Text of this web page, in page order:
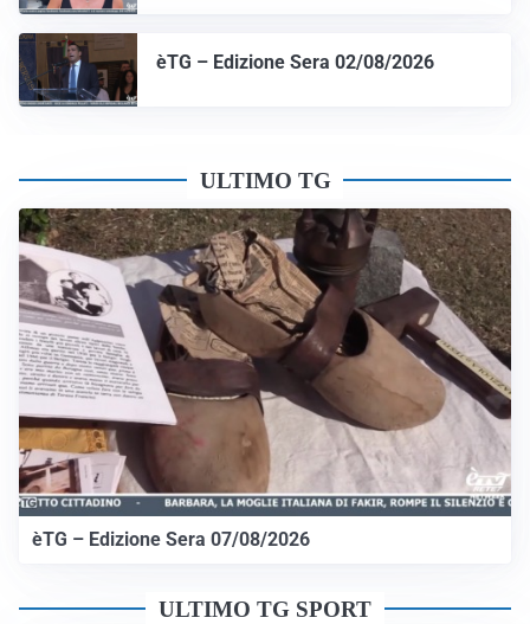
èTG – Edizione Sera 02/08/2026
ULTIMO TG
èTG – Edizione Sera 07/08/2026
ULTIMO TG SPORT